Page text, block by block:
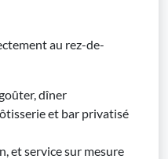
au rez-de-
dîner
et bar privatisé
et service sur mesure